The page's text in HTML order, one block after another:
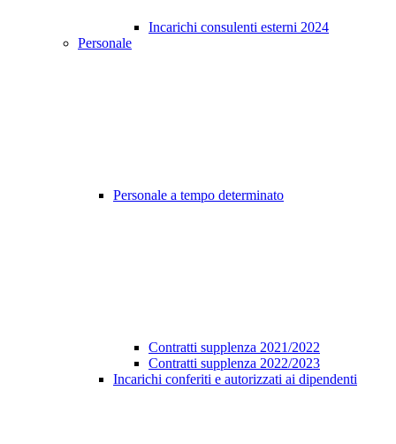
Incarichi consulenti esterni 2024
Personale
Personale a tempo determinato
Contratti supplenza 2021/2022
Contratti supplenza 2022/2023
Incarichi conferiti e autorizzati ai dipendenti